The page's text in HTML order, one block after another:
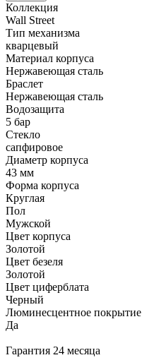
Коллекция
Wall Street
Тип механизма
кварцевый
Материал корпуса
Нержавеющая сталь
Браслет
Нержавеющая сталь
Водозащита
5 бар
Стекло
сапфировое
Диаметр корпуса
43 мм
Форма корпуса
Круглая
Пол
Мужской
Цвет корпуса
Золотой
Цвет безеля
Золотой
Цвет циферблата
Черный
Люминесцентное покрытие
Да
Гарантия 24 месяца